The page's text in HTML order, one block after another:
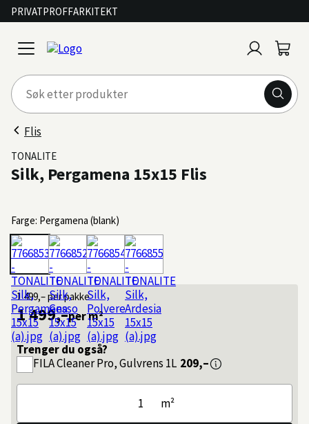
PRIVATPROFFARKITEKT
open
menu
inn
Flis
TONALITE
Silk, Pergamena 15x15 Flis
Farge: Pergamena (blank)
1 499,–per pakke
1 499,–per m²
Trenger du også?
FILACleaner Pro, Gulvrens 1L 209,–
m²